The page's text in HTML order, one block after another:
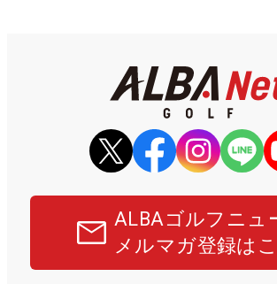
ALBAゴルフニュ
メルマガ登録は